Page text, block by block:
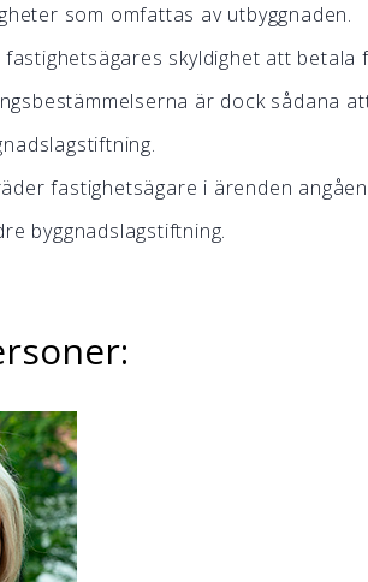
som omfattas av utbyggnaden.
fastighetsägares skyldighet att
är dock sådana
fastighetsägare i ärenden
byggnadslagstiftning.